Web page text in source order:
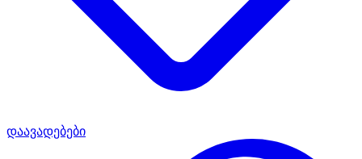
დაავადებები